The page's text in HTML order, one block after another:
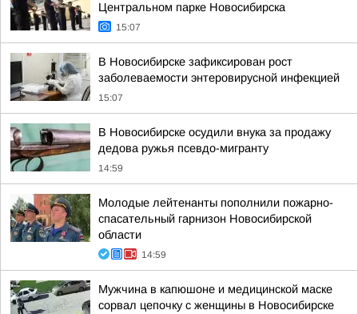
Центральном парке Новосибирска
15:07
В Новосибирске зафиксирован рост
заболеваемости энтеровирусной инфекцией
15:07
В Новосибирске осудили внука за продажу
дедова ружья псевдо-мигранту
14:59
Молодые лейтенанты пополнили пожарно-
спасательный гарнизон Новосибирской
области
14:59
Мужчина в капюшоне и медицинской маске
сорвал цепочку с женщины в Новосибирске